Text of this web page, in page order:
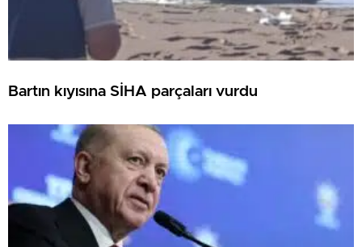
Bartın kıyısına SİHA parçaları vurdu